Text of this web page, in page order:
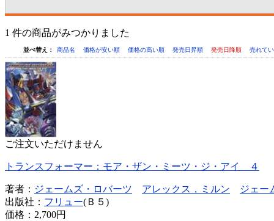
1 件の商品がみつかりました
並べ替え： 商品名 価格が安い順 価格の高い順 発売日昇順 発売日降順 売れて
ご注文いただけません
トランスフォーマー：モア・ザン・ミーツ・ジ・アイ ４
著者： ジェームズ・ロバーツ アレックス，ミルン
ジェー
出版社： フリュー(Ｂ５)
価格： 2,700円